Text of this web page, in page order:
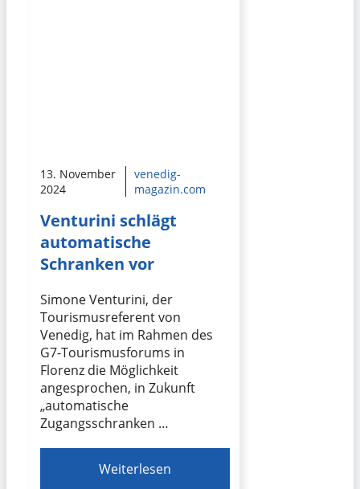
13. November
2024
venedig-
magazin.com
Venturini schlägt
automatische
Schranken vor
Simone Venturini, der
Tourismusreferent von
Venedig, hat im Rahmen des
G7-Tourismusforums in
Florenz die Möglichkeit
angesprochen, in Zukunft
„automatische
Zugangsschranken …
Weiterlesen